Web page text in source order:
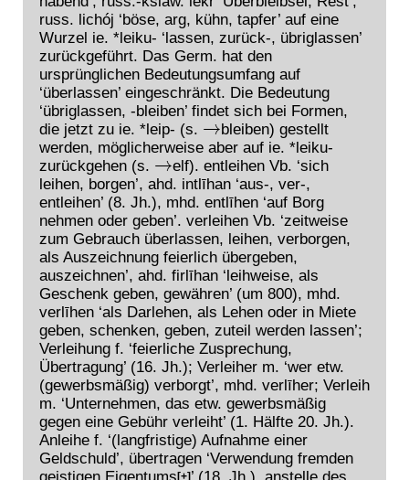
russ. lichój ‘böse, arg, kühn, tapfer’ auf eine
Wurzel ie. *leiku- ‘lassen, zurück-, übriglassen’
zurückgeführt. Das Germ. hat den
ursprünglichen Bedeutungsumfang auf
‘überlassen’ eingeschränkt. Die Bedeutung
‘übriglassen, -bleiben’ findet sich bei Formen,
die jetzt zu ie. *leip- (s. → bleiben) gestellt
werden, möglicherweise aber auf ie. *leiku-
zurückgehen (s. →elf). entleihen Vb. ‘sich
leihen, borgen’, ahd. intlīhan ‘aus-, ver-,
entleihen’ (8. Jh.), mhd. entlīhen ‘auf Borg
nehmen oder geben’. verleihen Vb. ‘zeitweise
zum Gebrauch überlassen, leihen, verborgen,
als Auszeichnung feierlich übergeben,
auszeichnen’, ahd. firlīhan ‘leihweise, als
Geschenk geben, gewähren’ (um 800), mhd.
verlīhen ‘als Darlehen, als Lehen oder in Miete
geben, schenken, geben, zuteil werden lassen’;
Verleihung f. ‘feierliche Zusprechung,
Übertragung’ (16. Jh.); Verleiher m. ‘wer etw.
(gewerbsmäßig) verborgt’, mhd. verlīher; Verleih
m. ‘Unternehmen, das etw. gewerbsmäßig
gegen eine Gebühr verleiht’ (1. Hälfte 20. Jh.).
Anleihe f. ‘(langfristige) Aufnahme einer
Geldschuld’, übertragen ‘Verwendung fremden
[+]